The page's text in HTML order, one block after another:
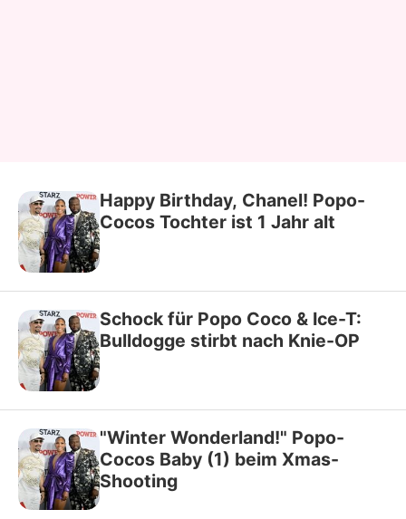
Happy Birthday, Chanel! Popo-
Cocos Tochter ist 1 Jahr alt
Schock für Popo Coco & Ice-T:
Bulldogge stirbt nach Knie-OP
"Winter Wonderland!" Popo-
Cocos Baby (1) beim Xmas-
Shooting